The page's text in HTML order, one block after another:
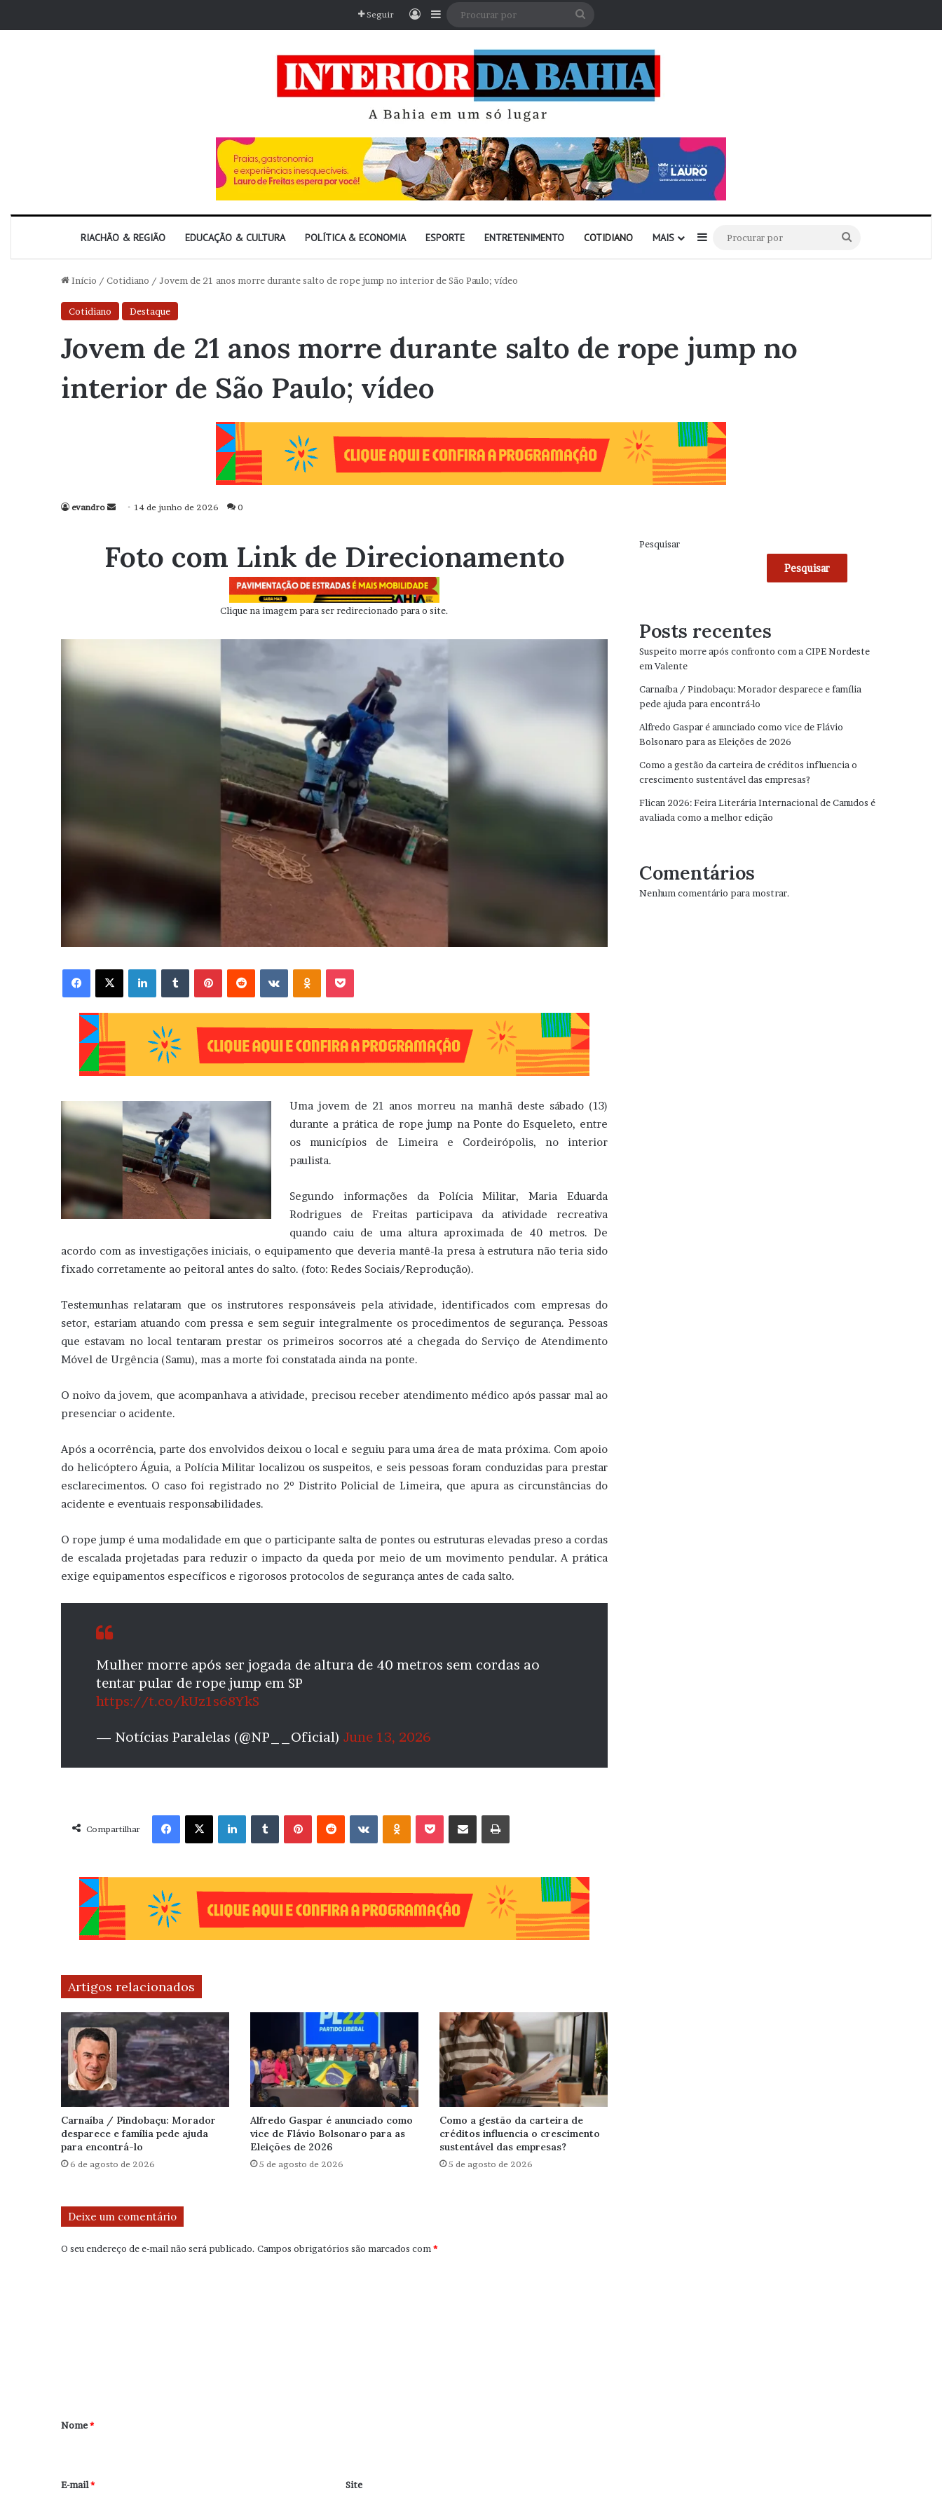
Seguir EntrarBarra Lateral
RIACHÃO & REGIÃO EDUCAÇÃO & CULTURA POLÍTICA & ECONOMIA ESPORTE ENTRETENIMENTO COTIDIANO MAIS Barra Lateral
por
Início / Cotidiano / Jovem de 21 anos morre durante salto de rope jump no interior de São Paulo; vídeo
Cotidiano Destaque
Jovem de 21 anos morre durante salto de rope jump no
interior de São Paulo; vídeo
evandro
Mande
mail
14 de junho de 2026 0
Foto com Link de Direcionamento
Clique na imagem para ser redirecionado para o site.
Facebook X Linkedin VK OK
Uma jovem de 21 anos morreu na manhã deste sábado (13)
durante a prática de rope jump na Ponte do Esqueleto, entre
os municípios de Limeira e Cordeirópolis, no interior
paulista.
Segundo informações da Polícia Militar, Maria Eduarda
Rodrigues de Freitas participava da atividade recreativa
quando caiu de uma altura aproximada de 40 metros. De
acordo com as investigações iniciais, o equipamento que deveria mantê-la presa à estrutura não teria sido
fixado corretamente ao peitoral antes do salto. (foto: Redes Sociais/Reprodução).
Testemunhas relataram que os instrutores responsáveis pela atividade, identificados com empresas do
setor, estariam atuando com pressa e sem seguir integralmente os procedimentos de segurança. Pessoas
que estavam no local tentaram prestar os primeiros socorros até a chegada do Serviço de Atendimento
Móvel de Urgência (Samu), mas a morte foi constatada ainda na ponte.
O noivo da jovem, que acompanhava a atividade, precisou receber atendimento médico após passar mal ao
presenciar o acidente.
Após a ocorrência, parte dos envolvidos deixou o local e seguiu para uma área de mata próxima. Com apoio
do helicóptero Águia, a Polícia Militar localizou os suspeitos, e seis pessoas foram conduzidas para prestar
esclarecimentos. O caso foi registrado no 2º Distrito Policial de Limeira, que apura as circunstâncias do
acidente e eventuais responsabilidades.
O rope jump é uma modalidade em que o participante salta de pontes ou estruturas elevadas preso a cordas
de escalada projetadas para reduzir o impacto da queda por meio de um movimento pendular. A prática
exige equipamentos específicos e rigorosos protocolos de segurança antes de cada salto.
Mulher morre após ser jogada de altura de 40 metros sem cordas ao
tentar pular de rope jump em SP
https://t.co/kUz1s68YkS
— Notícias Paralelas (@NP__Oficial) June 13, 2026
Compartilhar
Facebook X Linkedin VK OK
Artigos relacionados
Carnaíba / Pindobaçu: Morador
desparece e família pede ajuda
para encontrá-lo
6 de agosto de 2026
Alfredo Gaspar é anunciado como
vice de Flávio Bolsonaro para as
Eleições de 2026
5 de agosto de 2026
Como a gestão da carteira de
créditos influencia o crescimento
sustentável das empresas?
5 de agosto de 2026
Deixe um comentário
O seu endereço de e-mail não será publicado. Campos obrigatórios são marcados com*
r
*
Nome*
E-mail* Site
Pesquisar
Pesquisar
Posts recentes
Suspeito morre após confronto com a CIPE Nordeste
em Valente
Carnaíba / Pindobaçu: Morador desparece e família
pede ajuda para encontrá-lo
Alfredo Gaspar é anunciado como vice de Flávio
Bolsonaro para as Eleições de 2026
Como a gestão da carteira de créditos influencia o
crescimento sustentável das empresas?
Flican 2026: Feira Literária Internacional de Canudos é
avaliada como a melhor edição
Comentários
Nenhum comentário para mostrar.